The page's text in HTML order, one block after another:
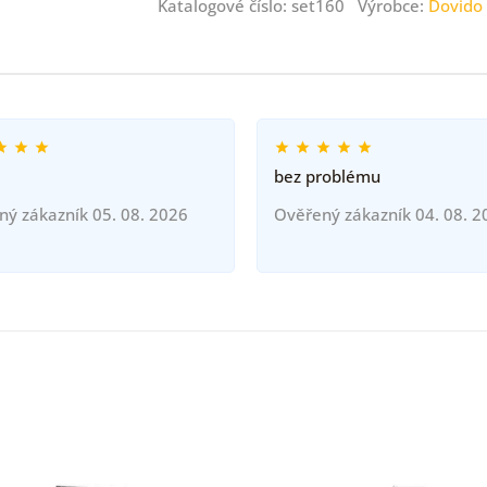
Katalogové číslo: set160 Výrobce: Dovido
zákazník 05. 08. 2026
bez problému
Ověřený zákazník 04. 08.